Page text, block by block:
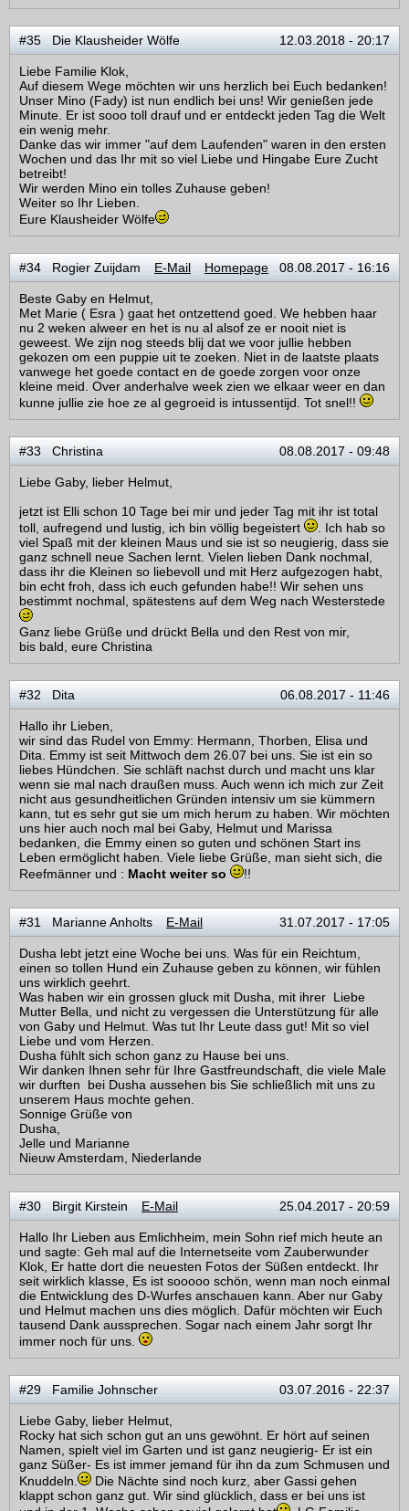
#35 Die Klausheider Wölfe 12.03.2018 - 20:17
Liebe Familie Klok,
Auf diesem Wege möchten wir uns herzlich bei Euch bedanken!
Unser Mino (Fady) ist nun endlich bei uns! Wir genießen jede
Minute. Er ist sooo toll drauf und er entdeckt jeden Tag die Welt
ein wenig mehr.
Danke das wir immer "auf dem Laufenden" waren in den ersten
Wochen und das Ihr mit so viel Liebe und Hingabe Eure Zucht
betreibt!
Wir werden Mino ein tolles Zuhause geben!
Weiter so Ihr Lieben.
Eure Klausheider Wölfe
#34 Rogier Zuijdam E-Mail Homepage 08.08.2017 - 16:16
Beste Gaby en Helmut,
Met Marie ( Esra ) gaat het ontzettend goed. We hebben haar
nu 2 weken alweer en het is nu al alsof ze er nooit niet is
geweest. We zijn nog steeds blij dat we voor jullie hebben
gekozen om een puppie uit te zoeken. Niet in de laatste plaats
vanwege het goede contact en de goede zorgen voor onze
kleine meid. Over anderhalve week zien we elkaar weer en dan
kunne jullie zie hoe ze al gegroeid is intussentijd. Tot snel!!
#33 Christina 08.08.2017 - 09:48
Liebe Gaby, lieber Helmut,
jetzt ist Elli schon 10 Tage bei mir und jeder Tag mit ihr ist total
toll, aufregend und lustig, ich bin völlig begeistert
. Ich hab so
viel Spaß mit der kleinen Maus und sie ist so neugierig, dass sie
ganz schnell neue Sachen lernt. Vielen lieben Dank nochmal,
dass ihr die Kleinen so liebevoll und mit Herz aufgezogen habt,
bin echt froh, dass ich euch gefunden habe!! Wir sehen uns
bestimmt nochmal, spätestens auf dem Weg nach Westerstede
Ganz liebe Grüße und drückt Bella und den Rest von mir,
bis bald, eure Christina
#32 Dita 06.08.2017 - 11:46
Hallo ihr Lieben,
wir sind das Rudel von Emmy: Hermann, Thorben, Elisa und
Dita. Emmy ist seit Mittwoch dem 26.07 bei uns. Sie ist ein so
liebes Hündchen. Sie schläft nachst durch und macht uns klar
wenn sie mal nach draußen muss. Auch wenn ich mich zur Zeit
nicht aus gesundheitlichen Gründen intensiv um sie kümmern
kann, tut es sehr gut sie um mich herum zu haben. Wir möchten
uns hier auch noch mal bei Gaby, Helmut und Marissa
bedanken, die Emmy einen so guten und schönen Start ins
Leben ermöglicht haben. Viele liebe Grüße, man sieht sich, die
Reefmänner und : Macht weiter so !!
#31 Marianne Anholts E-Mail 31.07.2017 - 17:05
Dusha lebt jetzt eine Woche bei uns. Was für ein Reichtum,
einen so tollen Hund ein Zuhause geben zu können, wir fühlen
uns wirklich geehrt.
Was haben wir ein grossen gluck mit Dusha, mit ihrer Liebe
Mutter Bella, und nicht zu vergessen die Unterstützung für alle
von Gaby und Helmut. Was tut Ihr Leute dass gut! Mit so viel
Liebe und vom Herzen.
Dusha fühlt sich schon ganz zu Hause bei uns.
Wir danken Ihnen sehr für Ihre Gastfreundschaft, die viele Male
wir durften bei Dusha aussehen bis Sie schließlich mit uns zu
unserem Haus mochte gehen.
Sonnige Grüße von
Dusha,
Jelle und Marianne
Nieuw Amsterdam, Niederlande
#30 Birgit Kirstein E-Mail 25.04.2017 - 20:59
Hallo Ihr Lieben aus Emlichheim, mein Sohn rief mich heute an
und sagte: Geh mal auf die Internetseite vom Zauberwunder
Klok, Er hatte dort die neuesten Fotos der Süßen entdeckt. Ihr
seit wirklich klasse, Es ist sooooo schön, wenn man noch einmal
die Entwicklung des D-Wurfes anschauen kann. Aber nur Gaby
und Helmut machen uns dies möglich. Dafür möchten wir Euch
tausend Dank aussprechen. Sogar nach einem Jahr sorgt Ihr
immer noch für uns.
#29 Familie Johnscher 03.07.2016 - 22:37
Liebe Gaby, lieber Helmut,
Rocky hat sich schon gut an uns gewöhnt. Er hört auf seinen
Namen, spielt viel im Garten und ist ganz neugierig- Er ist ein
ganz Süßer- Es ist immer jemand für ihn da zum Schmusen und
Knuddeln.
Die Nächte sind noch kurz, aber Gassi gehen
klappt schon ganz gut. Wir sind glücklich, dass er bei uns ist